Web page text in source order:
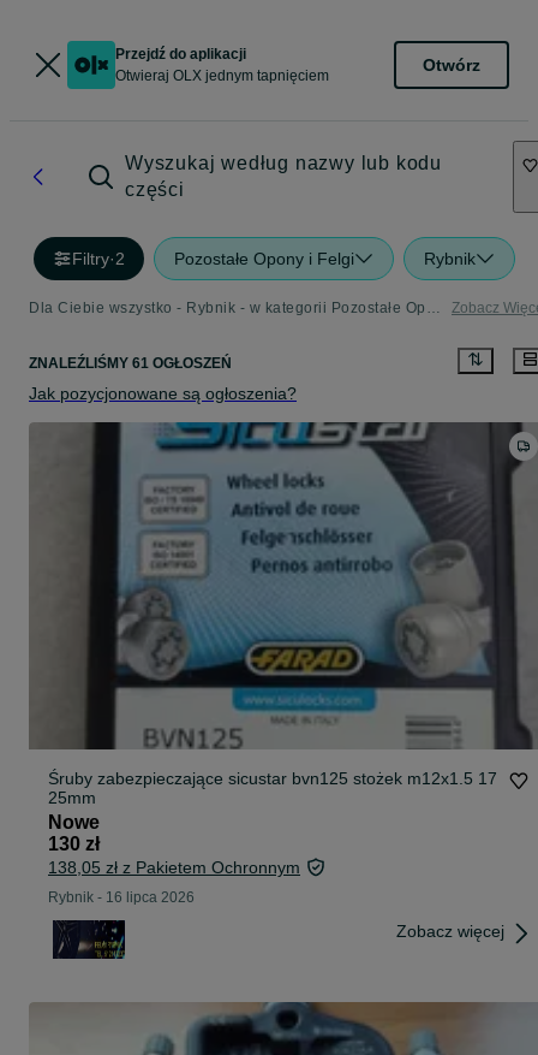
Przejdź do aplikacji
Otwieraj OLX jednym tapnięciem
Otwórz
Wyszukaj według nazwy lub kodu
części
Filtry·2 Pozostałe Opony i Felgi Rybnik
Dla Ciebie wszystko - Rybnik - w kategorii Pozostałe Opony i Felgi Zobacz
ZNALEŹLIŚMY 61 OGŁOSZEŃ
Jak pozycjonowane są ogłoszenia?
Śruby zabezpieczające sicustar bvn125 stożek m12x1.5 17
25mm
Nowe
130 zł
138,05 zł z Pakietem Ochronnym
Rybnik - 16 lipca 2026
Zobacz więcej